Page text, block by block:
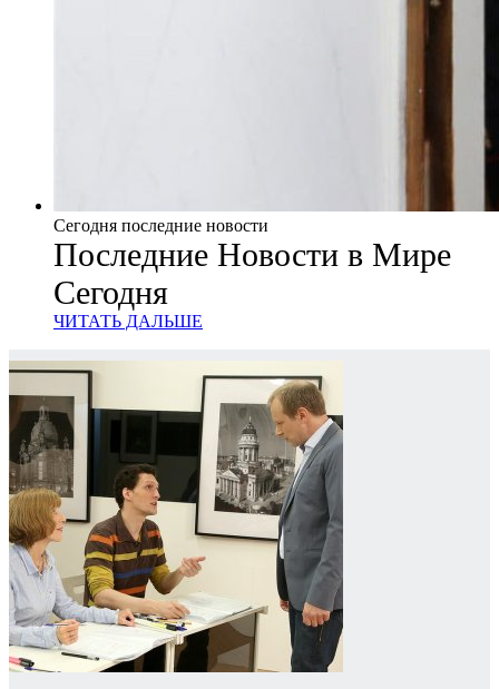
Сегодня последние новости
Последние Новости в Мире
Сегодня
ЧИТАТЬ ДАЛЬШЕ